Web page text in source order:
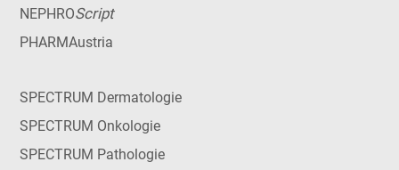
NEPHROScript
PHARMAustria
SPECTRUM Dermatologie
SPECTRUM Onkologie
SPECTRUM Pathologie